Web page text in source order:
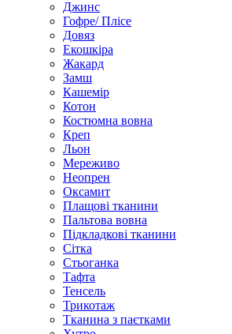
Джинс
Гофре/ Плісе
Довяз
Екошкіра
Жакард
Замш
Кашемір
Котон
Костюмна вовна
Креп
Льон
Мереживо
Неопрен
Оксамит
Плащові тканини
Пальтова вовна
Підкладкові тканини
Сітка
Стьоганка
Тафта
Тенсель
Трикотаж
Тканина з паєтками